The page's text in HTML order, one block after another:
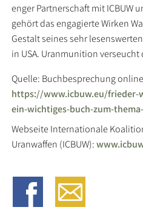
enger Partnerschaft mit ICBUW
gehört das engagierte Wirken
Gestalt seines sehr
in USA. Uranmunition verseucht
Quelle: Buchbesprechung
https://www.icbuw.eu/frieder-
ein-wichtiges-buch-zum-
Webseite Internationale
Uranwaffen (ICBUW):